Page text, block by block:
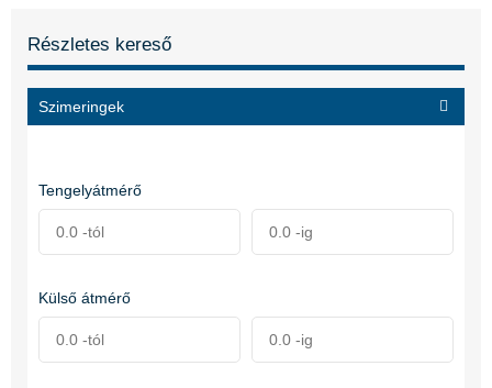
Részletes kereső
Szimeringek
Tengelyátmérő
Külső átmérő